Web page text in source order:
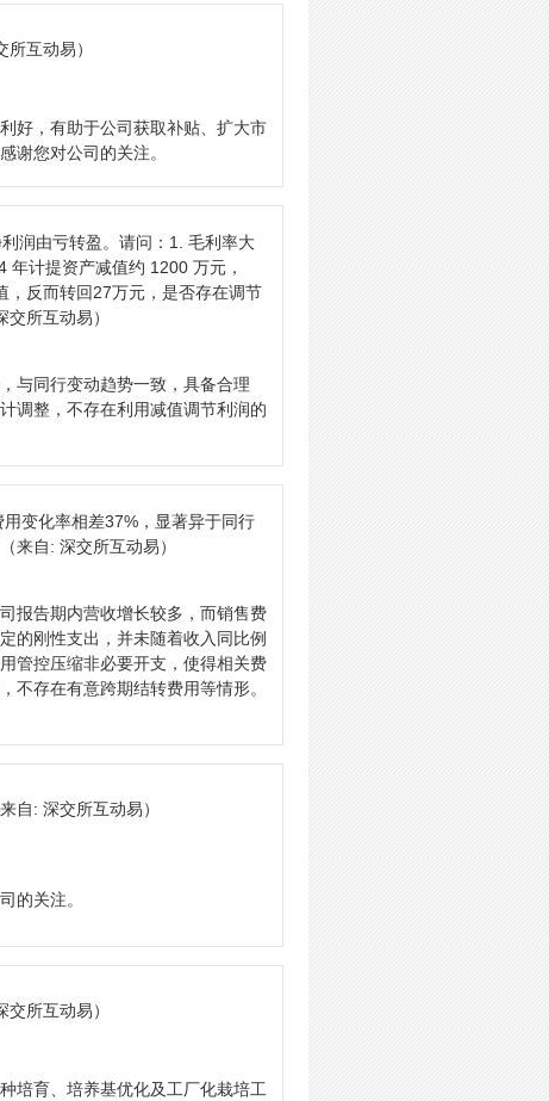
所互动易）
好，有助于公司获取补贴、扩大市
谢您对公司的关注。
润由亏转盈。请问：1. 毛利率大
计提资产减值约 1200 万元，
，反而转回27万元，是否存在调节
交所互动易）
与同行变动趋势一致，具备合理
调整，不存在利用减值调节利润的
变化率相差37%，显著异于同行
（来自: 深交所互动易）
报告期内营收增长较多，而销售费
的刚性支出，并未随着收入同比例
管控压缩非必要开支，使得相关费
不存在有意跨期结转费用等情形。
来自: 深交所互动易）
的关注。
交所互动易）
培育、培养基优化及工厂化栽培工